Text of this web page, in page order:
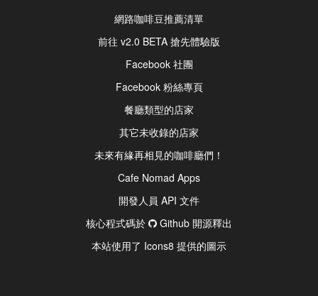
網路咖啡豆推薦清單
前往 v2.0 BETA 搶先體驗版
Facebook 社團
Facebook 粉絲專頁
餐廳類型的店家
其它未收錄的店家
未來有緣再相見的咖啡廳們！
Cafe Nomad Apps
開發人員 API 文件
核心程式碼於
Github 開源釋出
本站使用了 Icons8 提供的圖示